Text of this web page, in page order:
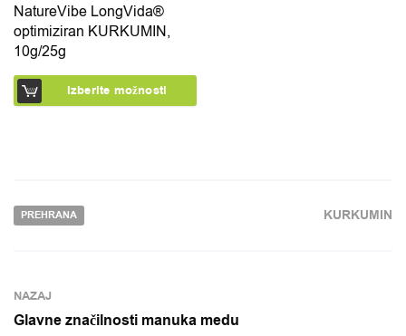
NatureVibe LongVida®
optimiziran KURKUMIN,
10g/25g
Izberite možnosti
PREHRANA KURKUMIN
NAZAJ
Glavne značilnosti manuka medu